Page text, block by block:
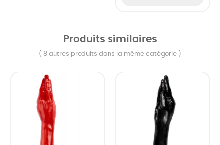
Produits similaires
( 8 autres produits dans la même catégorie )